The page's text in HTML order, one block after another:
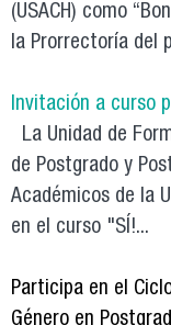
(USACH) como
la Prorrectoría del
Invitación a curso
La Unidad de
de Postgrado y
Académicos de la
en el curso "SÍ!...
Participa en el
Género en